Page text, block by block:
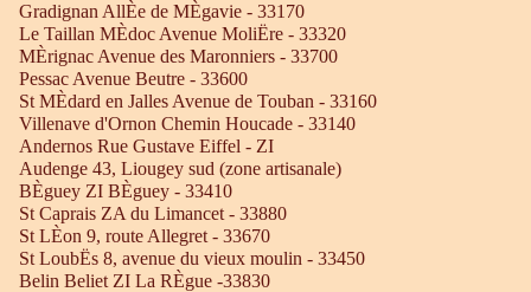
Gradignan AllÈe de MÈgavie - 33170
Le Taillan MÈdoc Avenue MoliËre - 33320
MÈrignac Avenue des Maronniers - 33700
Pessac Avenue Beutre - 33600
St MÈdard en Jalles Avenue de Touban - 33160
Villenave d'Ornon Chemin Houcade - 33140
Andernos Rue Gustave Eiffel - ZI
Audenge 43, Liougey sud (zone artisanale)
BÈguey ZI BÈguey - 33410
St Caprais ZA du Limancet - 33880
St LÈon 9, route Allegret - 33670
St LoubËs 8, avenue du vieux moulin - 33450
Belin Beliet ZI La RÈgue -33830